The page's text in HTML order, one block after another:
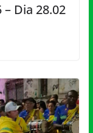
Dia 28.02